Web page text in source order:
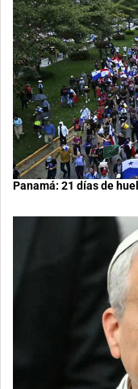
Panamá: 21 días de